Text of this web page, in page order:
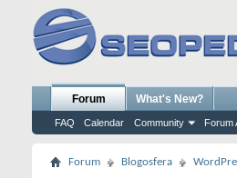
Forum
FAQ Calendar Community Forum
What's New?
Forum Blogosfera